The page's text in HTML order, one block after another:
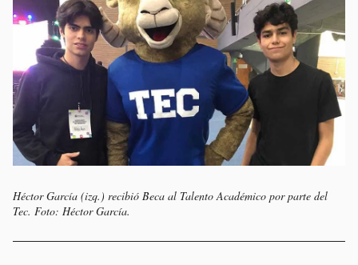
Héctor García (izq.) recibió Beca al Talento Académico por parte del
Tec. Foto: Héctor García.